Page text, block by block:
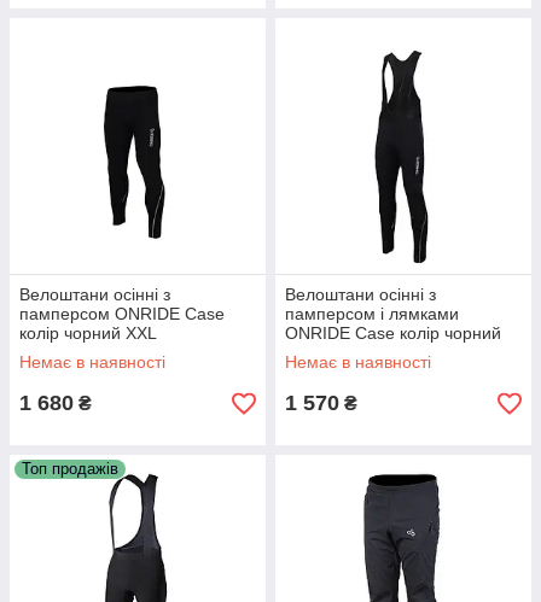
Велоштани осінні з
памперсом ONRIDE Case
колір чорний XXL
Немає в наявності
1 680 ₴
Велоштани осінні з
памперсом і лямками
ONRIDE Case колір чорний
XXXL
Немає в наявності
1 570 ₴
Топ продажів